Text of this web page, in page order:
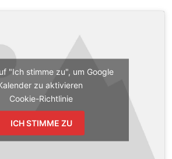
"Ich stimme zu", um Google
zu aktivieren
Cookie-Richtlinie
ICH STIMME ZU